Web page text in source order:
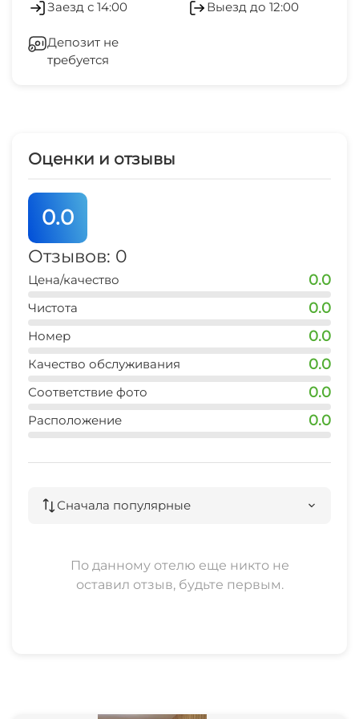
остановка транспорта
центр развлечений
15 мин
5 мин
Зеленый двор
Заезд с 14:00 Выезд до 12:00
Депозит не
требуется
Оценки и отзывы
0.0
Отзывов: 0
Цена/качество 0.0
Чистота 0.0
Номер 0.0
Качество обслуживания 0.0
Соответствие фото 0.0
Расположение 0.0
Сначала популярные
По данному отелю еще никто не
оставил отзыв, будьте первым.